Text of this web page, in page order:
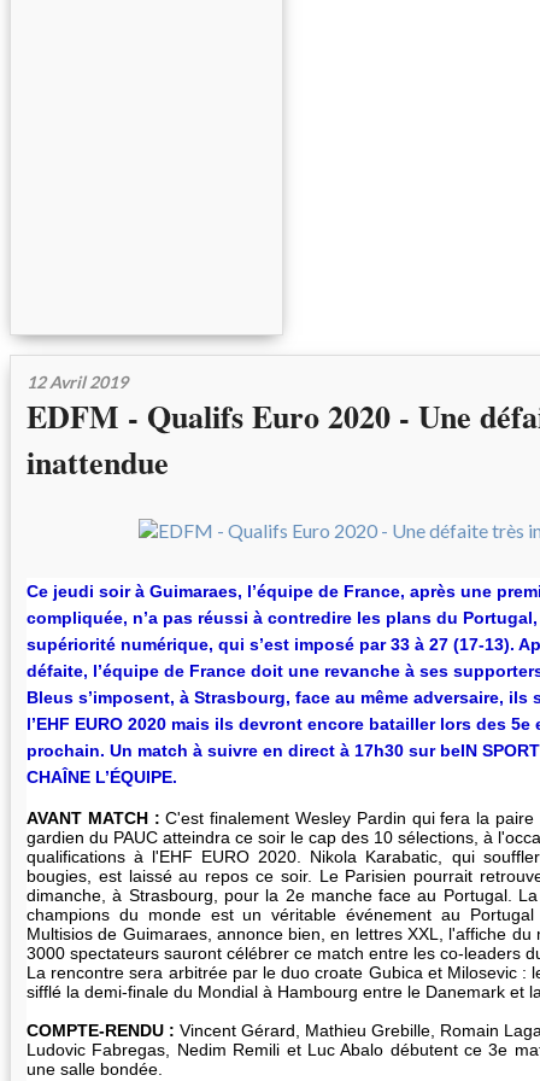
12 Avril 2019
EDFM - Qualifs Euro 2020 - Une
inattendue
Ce jeudi soir à Guimaraes, l’équipe de France, après une
compliquée, n’a pas réussi à contredire les plans du
supériorité numérique, qui s’est imposé par 33 à 27 (17-13).
défaite, l’équipe de France doit une revanche à ses
Bleus s’imposent, à Strasbourg, face au même adversaire, ils
l’EHF EURO 2020 mais ils devront encore batailler lors des
prochain. Un match à suivre en direct à 17h30 sur beIN
CHAÎNE L’ÉQUIPE.
AVANT MATCH : C'est finalement Wesley Pardin qui fera la
gardien du PAUC atteindra ce soir le cap des 10 sélections, à
qualifications à l'EHF EURO 2020. Nikola Karabatic, qui
bougies, est laissé au repos ce soir. Le Parisien pourrait
dimanche, à Strasbourg, pour la 2e manche face au Portugal.
champions du monde est un véritable événement au
Multisios de Guimaraes, annonce bien, en lettres XXL, l'affiche du
3000 spectateurs sauront célébrer ce match entre les co-leaders
La rencontre sera arbitrée par le duo croate Gubica et Milosevic :
sifflé la demi-finale du Mondial à Hambourg entre le Danemark et
COMPTE-RENDU : Vincent Gérard, Mathieu Grebille, Romain
Ludovic Fabregas, Nedim Remili et Luc Abalo débutent ce 3e
une salle bondée.